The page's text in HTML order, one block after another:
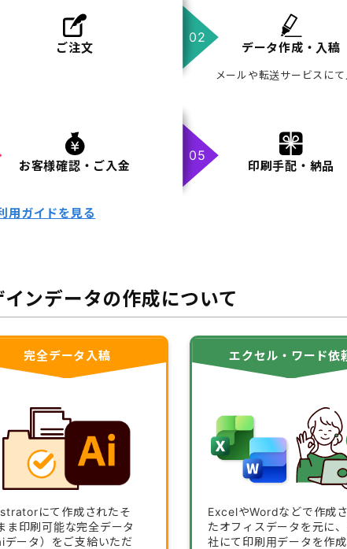
ご注文 データ作成・入稿
メールや転送サービスにて
お客様確認・ご入金 印刷手配・納品
用ガイドを見る
ンデータの作成について
完全データ入稿
にて作成されたそ
ま印刷可能な完全データ
データ）をご支給いただ
エクセル・ワード依
ExcelやWordなどで作成
たオフィスデータを元に
社にて印刷用データを作